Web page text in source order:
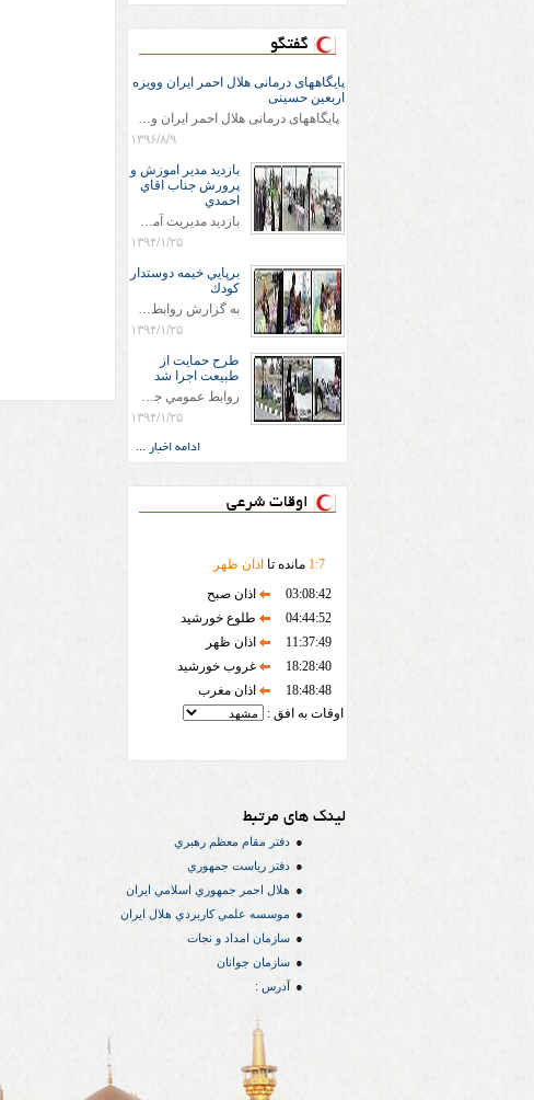
گفتگو
پایگاههای درمانی هلال احمر ایران وویزه
اربعین حسینی
پایگاههای درمانی هلال احمر ایران وویزه اربعین حسینی
۱۳۹۶/۸/۹
بازديد مدير اموزش و
پرورش جناب اقاي
احمدي
بازديد مديريت آموزش و پروش جناب اقاي احمدي به همراه اعضاي ستاد اسكان آموزش و پروش شهرستان سرخس در ساعت 11:30 در مورخه 11/1/1394 صورت گرفت و مسئولین با حضور در پست مسافرين نوروزی كه جمعیت هلال احمر شهرستان از نزدیک در جریان روند اجرای طرح های قرار گرفتند .
۱۳۹۴/۱/۲۵
برپايي خيمه دوستدار
كودك
به گزارش روابط عمومي جمعيت هلال احمر شهرستان سرخس علاوه بر اجرای خدمات امدادی، راهنمایی های گردشگری و موقعیت های جغرافیایی و برپایی چادرهای سلامت به منظور سنجش رایگان فشار و قندخون مسافران، ، خيمه هايي.با عنوان دوستدار کودک تجهیزشده که دراین فضا کودکان مراجعه کننده از طریق نقاشی و سایر هنرهای تجسمی با مفاهیم جمعیت هلال احمر و اصول هفتگانه آن آشنا می شوند. به دليل حضور چشم گير كودكان و خانواده ها سعی شده در قالب های متناسب با سنین کودکان مراجعه کنند
۱۳۹۴/۱/۲۵
طرح حمايت از
طبيعت اجرا شد
روابط عمومي جمعيت هلال احمر سرخس جمعيت هلال احمر سرخس در روز طبيعت جوانان جمعيت هلال احمر سرخس در راستاي حفاظت و حمايت از محيط زيست با انگيزه داشتن طبيعت زيبا و بدون زباله و جهت فرهنگ سازي طرح حمايت از طبيعت را اجرا نمودند. اين طرح با رويكرد حمايتي و اموزشي در خصوص اشتي باطبيعت اجرا شد و در اين طرح 700 عدد كيسه زباله وبروشور در خروجي هاي شهر بين همشهريان و مسافرين نوروزي توزيع گرديد و در راه بازگشت كيسه هاي زباله توسط همشهريان به مامورين محترم شهرداري مستقر در ورودي شهر
۱۳۹۴/۱/۲۵
ادامه اخبار ...
اوقات شرعی
1:7 مانده تا اذان ظهر
03:08:42
اذان صبح
04:44:52
طلوع خورشید
11:37:49
اذان ظهر
18:28:40
غروب خورشید
18:48:48
اذان مغرب
اوقات به افق :
لینک های مرتبط
دفتر مقام معظم رهبري
دفتر رياست جمهوري
هلال احمر جمهوري اسلامي ايران
موسسه علمي كاربردي هلال ایران
سازمان امداد و نجات
سازمان جوانان
آدرس :